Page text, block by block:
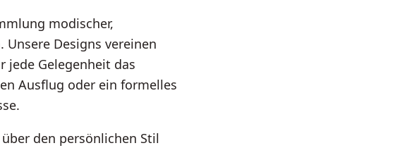
modischer,
Designs vereinen
jede Gelegenheit das
Ausflug oder ein formelles
über den persönlichen Stil